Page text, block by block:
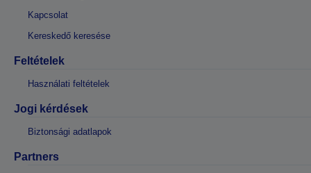
Kapcsolat
Kereskedő keresése
Feltételek
Használati feltételek
Jogi kérdések
Biztonsági adatlapok
Partners